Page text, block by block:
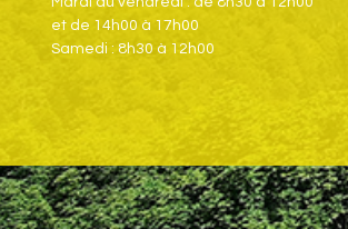
et de 14h00 à 17h00
Samedi : 8h30 à 12h00